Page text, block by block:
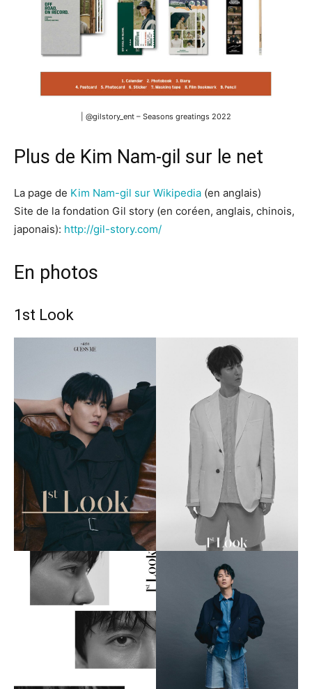
| @gilstory_ent – Seasons greatings 2022
Plus de Kim Nam-gil sur le net
La page de Kim Nam-gil sur Wikipedia (en anglais)
Site de la fondation Gil story (en coréen, anglais, chinois,
japonais): http://gil-story.com/
En photos
1st Look